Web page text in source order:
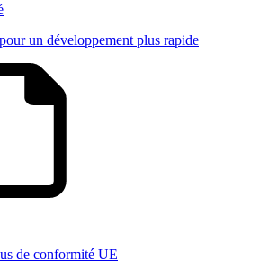
un développement plus rapide
de conformité UE